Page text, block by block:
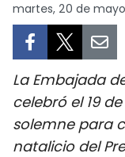
martes, 20 de
La Embajada
celebró el 19
solemne para
natalicio del